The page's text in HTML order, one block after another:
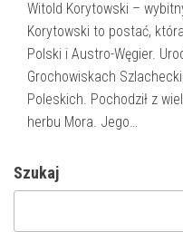
Witold Korytowski –
Korytowski to postać,
Polski i Austro-Węgier.
Grochowiskach
Poleskich. Pochodził z
herbu Mora. Jego…
Szukaj